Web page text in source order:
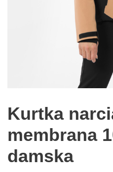
Kurtka
membrana
damska